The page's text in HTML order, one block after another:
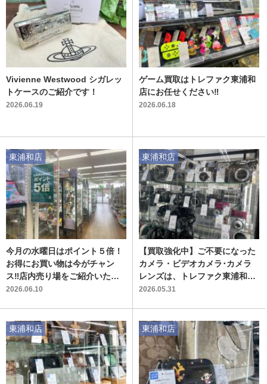
Vivienne Westwood シガレッ
トケースのご紹介です！
2026.06.19
ゲーム買取はトレファク東浦和
店にお任せください‼
2026.06.18
今月の水曜日はポイント５倍！
お得にお買い物は今がチャン
ス‼店内売り場をご紹介いたし
ます‼
2026.06.10
東浦和店
【買取強化中】ご不要になった
カメラ・ビデオカメラ･カメラ
レンズは、トレファク東浦和店
へお売りください‼
2026.05.31
東浦和店
東浦和店 東浦和店